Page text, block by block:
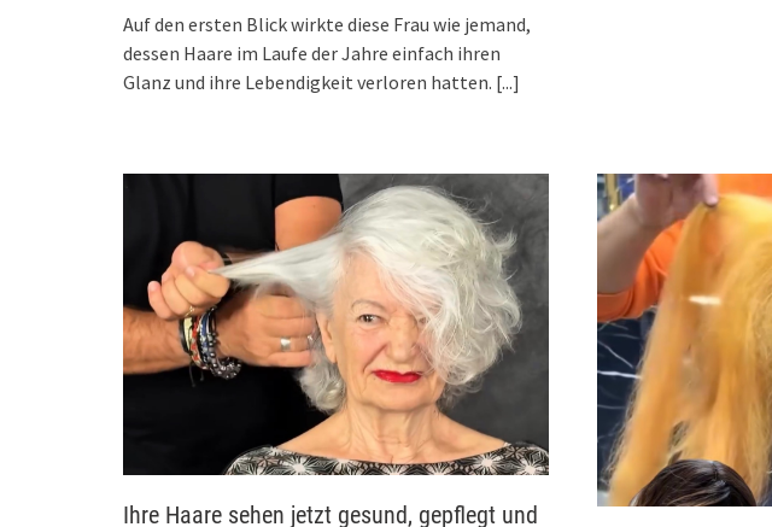
Auf den ersten Blick wirkte diese Frau wie jemand,
dessen Haare im Laufe der Jahre einfach ihren
Glanz und ihre Lebendigkeit verloren hatten. [...]
Ihre Haare sehen jetzt gesund, gepflegt und